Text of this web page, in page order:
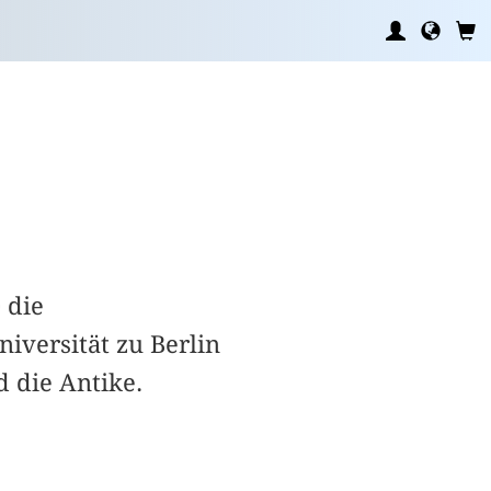
die
zu Berlin
die Antike.